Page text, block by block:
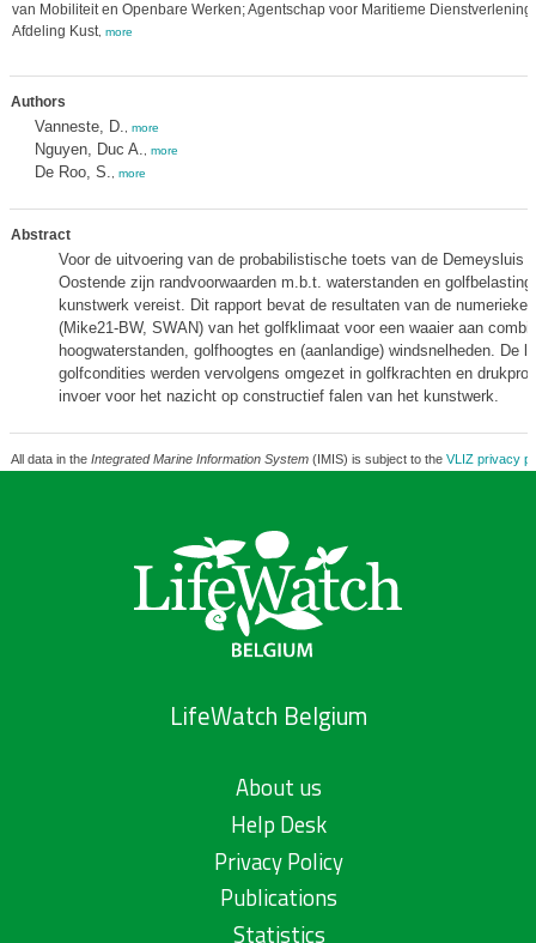
van Mobiliteit en Openbare Werken; Agentschap voor Maritieme Dienstverlening
Afdeling Kust, more
Authors
Vanneste, D. more
Nguyen, Duc A. more
De Roo, S. more
Abstract
Voor de uitvoering van de probabilistische toets van de Demeysluis
Oostende zijn randvoorwaarden m.b.t. waterstanden en golfbelasting
kunstwerk vereist. Dit rapport bevat de resultaten van de numerieke
(Mike21-BW, SWAN) van het golfklimaat voor een waaier aan
hoogwaterstanden, golfhoogtes en (aanlandige) windsnelheden. De
golfcondities werden vervolgens omgezet in golfkrachten en
invoer voor het nazicht op constructief falen van het kunstwerk.
All data in the Integrated Marine Information System(IMIS) is subject to the VLIZ privacy
LifeWatch Belgium
About us
Help Desk
Privacy Policy
Publications
Statistics